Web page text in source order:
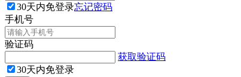
30天内免登录忘记密码
手机号
验证码
获取验证码
30天内免登录